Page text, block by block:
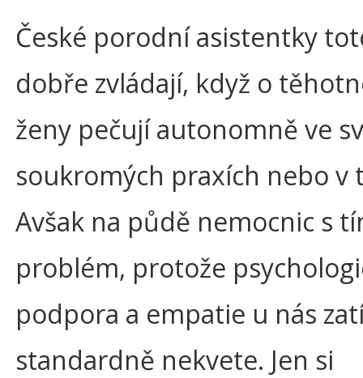
České porodní asistentky
dobře zvládají, když o
ženy pečují autonomně ve
soukromých praxích nebo v
Avšak na půdě nemocnic s
problém, protože
podpora a empatie u nás
standardně nekvete. Jen si